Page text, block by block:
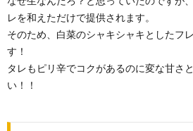
レを和えただけで提供されます。
そのため、白菜のシャキシャキとしたフ
す！
タレもピリ辛でコクがあるのに変な甘さ
い！！